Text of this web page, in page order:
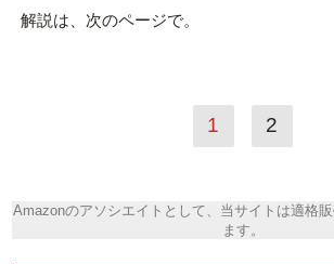
解説は、次のページで。
1 2
Amazonのアソシエイトとして、当サイトは適格
ます。